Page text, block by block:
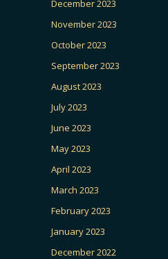
December 2023
November 2023
October 2023
September 2023
August 2023
July 2023
June 2023
May 2023
April 2023
March 2023
February 2023
January 2023
December 2022